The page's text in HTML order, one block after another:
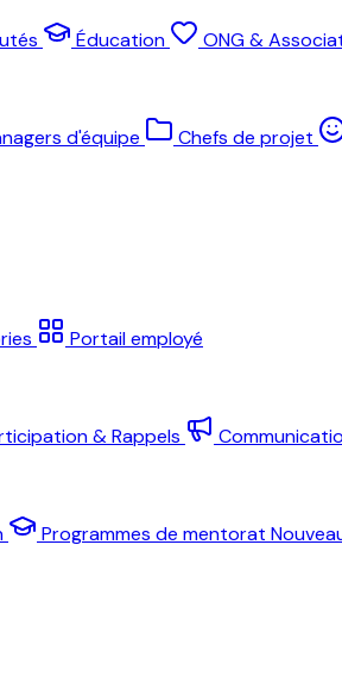
Éducation
ONG &
d'équipe Chefs de projet
Portail employé
& Rappels
Programmes de mentorat